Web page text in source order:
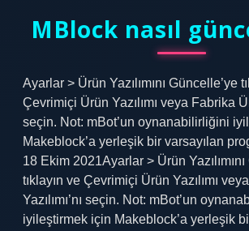
MBlock nasıl
Ayarlar > Ürün Yazılımını Güncelle’ye
Çevrimiçi Ürün Yazılımı veya Fabrika
seçin. Not: mBot’un oynanabilirliğini
Makeblock’a yerleşik bir varsayılan
18 Ekim 2021Ayarlar > Ürün
tıklayın ve Çevrimiçi Ürün Yazılımı
Yazılımı’nı seçin. Not: mBot’un
iyileştirmek için Makeblock’a yerleşik